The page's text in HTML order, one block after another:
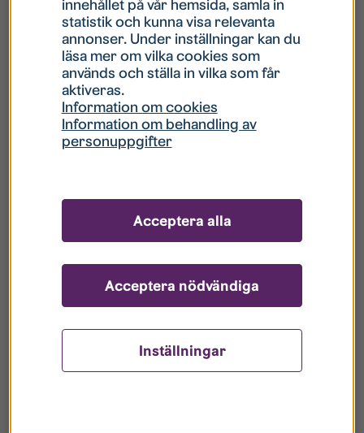
Hur gör jag om mitt konto är låst?
Hur gör jag när jag glömt mitt lösenord?
Vad innebär Gästkonto/Gästanvändare?
innehållet på vår hemsida, samla in
statistik och kunna visa relevanta
annonser. Under inställningar kan du
läsa mer om vilka cookies som
används och ställa in vilka som får
aktiveras.
Information om cookies
Information om behandling av
personuppgifter
Inställningar
Acceptera nödvändiga
Acceptera alla